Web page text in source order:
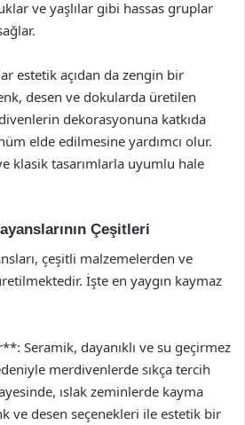
ve yaşlılar gibi hassas gruplar
estetik açıdan da zengin bir
desen ve dokularda üretilen
dekorasyonuna katkıda
elde edilmesine yardımcı olur.
klasik tasarımlarla uyumlu hale
Çeşitleri
çeşitli malzemelerden ve
İşte en yaygın kaymaz
Seramik, dayanıklı ve su geçirmez
merdivenlerde sıkça tercih
ıslak zeminlerde kayma
ve desen seçenekleri ile estetik bir